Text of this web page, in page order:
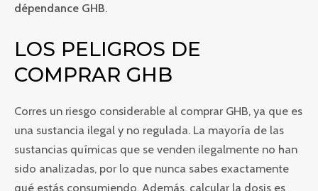
dépendance GHB.
LOS PELIGROS DE
COMPRAR GHB
Corres un riesgo considerable al comprar GHB, ya que es
una sustancia ilegal y no regulada. La mayoría de las
sustancias químicas que se venden ilegalmente no han
sido analizadas, por lo que nunca sabes exactamente
qué estás consumiendo. Además, calcular la dosis es